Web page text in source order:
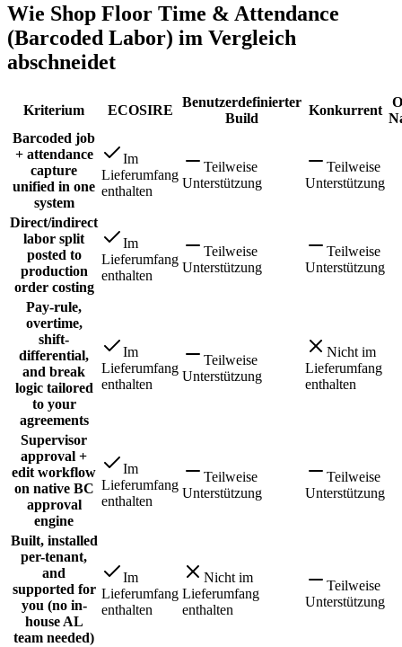
Wie Shop Floor Time & Attendance
(Barcoded Labor) im Vergleich
abschneidet
Kriterium ECOSIRE
Benutzerdefinierter
Build
Konkurrent
Barcoded job
+ attendance
capture
unified in one
system
Im
Lieferumfang
enthalten
Teilweise
Unterstützung
Teilweise
Unterstützung
Direct/indirect
labor split
posted to
production
order costing
Im
Lieferumfang
enthalten
Teilweise
Unterstützung
Teilweise
Unterstützung
Pay-rule,
overtime,
shift-
differential,
and break
logic tailored
to your
agreements
Im
Lieferumfang
enthalten
Teilweise
Unterstützung
Nicht im
Lieferumfang
enthalten
Supervisor
approval +
edit workflow
on native BC
approval
engine
Im
Lieferumfang
enthalten
Teilweise
Unterstützung
Teilweise
Unterstützung
Built, installed
per-tenant,
and
supported for
you (no in-
house AL
team needed)
Im
Lieferumfang
enthalten
Nicht im
Lieferumfang
enthalten
Teilweise
Unterstützung